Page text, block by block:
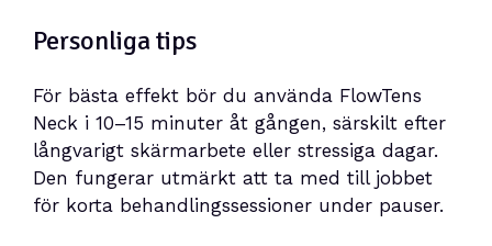
Personliga tips
För bästa effekt bör du använda FlowTens
Neck i 10–15 minuter åt gången, särskilt efter
långvarigt skärmarbete eller stressiga dagar.
Den fungerar utmärkt att ta med till jobbet
för korta behandlingssessioner under pauser.